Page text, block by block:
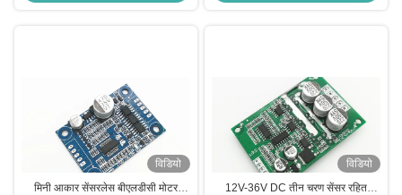
विडियो
मिनी आकार सेंसरलेस बीएलडीसी मोटर
विडियो
12V-36V DC तीन चरण सेंसर रहित